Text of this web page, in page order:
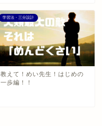
学習法・三分設計
教えて！めい先生！はじめの
一歩編！！